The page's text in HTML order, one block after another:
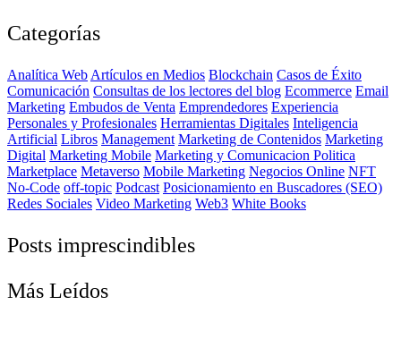
Categorías
Analítica Web Artículos en Medios Blockchain Casos de Éxito
Comunicación Consultas de los lectores del blog Ecommerce Email
Marketing Embudos de Venta Emprendedores Experiencia
Personales y Profesionales Herramientas Digitales Inteligencia
Artificial Libros Management Marketing de Contenidos Marketing
Digital Marketing Mobile Marketing y Comunicacion Politica
Marketplace Metaverso Mobile Marketing Negocios Online NFT
No-Code off-topic Podcast Posicionamiento en Buscadores (SEO)
Redes Sociales Video Marketing Web3 White Books
Posts imprescindibles
Más Leídos